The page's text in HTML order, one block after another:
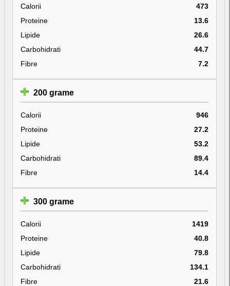
Calorii
473
Proteine
13.6
Lipide
26.6
Carbohidrati
44.7
Fibre
7.2
200 grame
Calorii
946
Proteine
27.2
Lipide
53.2
Carbohidrati
89.4
Fibre
14.4
300 grame
Calorii
1419
Proteine
40.8
Lipide
79.8
Carbohidrati
134.1
Fibre
21.6